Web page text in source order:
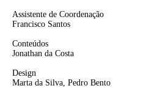
Assistente de Coordenação
Francisco Santos
Conteúdos
Jonathan da Costa
Design
Marta da Silva, Pedro Bento